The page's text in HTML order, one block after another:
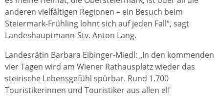
anderen vielfältigen Regionen – ein Besuch beim
Steiermark-Frühling lohnt sich auf jeden Fall“, sagt
Landeshauptmann-Stv. Anton Lang.
Landesrätin Barbara Eibinger-Miedl: „In den kommenden
vier Tagen wird am Wiener Rathausplatz wieder das
steirische Lebensgefühl spürbar. Rund 1.700
Touristikerinnen und Touristiker aus allen elf